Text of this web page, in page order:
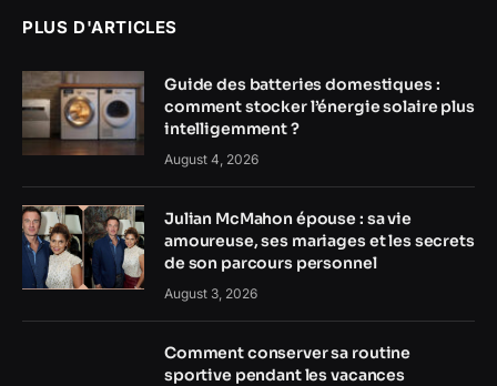
PLUS D'ARTICLES
Guide des batteries domestiques :
comment stocker l’énergie solaire plus
intelligemment ?
August 4, 2026
Julian McMahon épouse : sa vie
amoureuse, ses mariages et les secrets
de son parcours personnel
August 3, 2026
Comment conserver sa routine
sportive pendant les vacances